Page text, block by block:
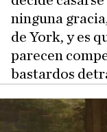
ninguna
de York, y es
parecen
bastardos